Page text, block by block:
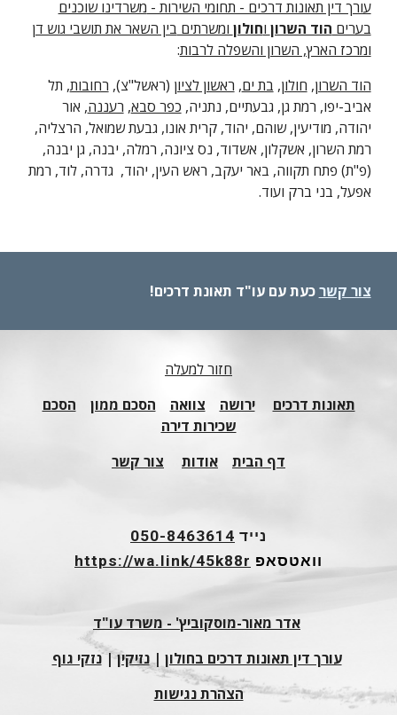
עורך דין תאונות דרכים - תחומי השירות - משרדינו שוכנים
בערים הוד השרון וחולון ומשרתים בין השאר את תושבי גוש דן
ומרכז הארץ, השרון והשפלה לרבות:
הוד השרון, חולון, בת ים, ראשון לציון (ראשל"צ), רחובות, תל
אביב-יפו, רמת גן, גבעתיים, נתניה, כפר סבא, רעננה, אור
יהודה, מודיעין, שוהם, יהוד, קרית אונו, גבעת שמואל, הרצליה,
רמת השרון, אשקלון, אשדוד, נס ציונה, רמלה, יבנה, גן יבנה,
(פ"ת) פתח תקווה, באר יעקב, ראש העין, יהוד, גדרה, לוד, רמת
אפעל, בני ברק ועוד.
צור קשרכעת עם עו"ד תאונת דרכים!
חזור למעלה
תאונות דרכים
ירושה צוואה הסכם ממון
הסכם
שכירות דירה
דף הבית
אודות צור קשר
נייד 050-8463614
וואטסאפ https://wa.link/45k88r
אדר מאור-מוסקוביץ' - משרד עו"ד
עורך דין תאונות דרכים בחולון |נזיקין|נזקי גוף
הצהרת נגישות